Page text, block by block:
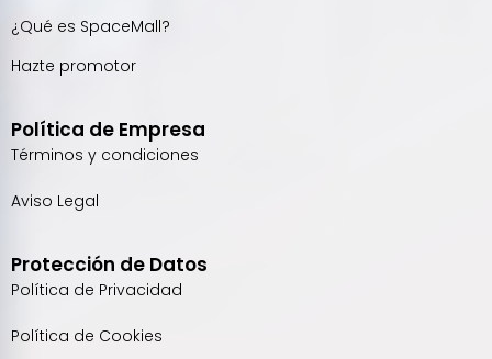
¿Qué es SpaceMall?
Hazte promotor
Política de Empresa
Términos y condiciones
Aviso Legal
Protección de Datos
Política de Privacidad
Política de Cookies